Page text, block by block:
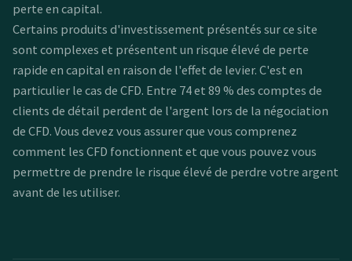
perte en capital.
Certains produits d'investissement présentés sur ce site
sont complexes et présentent un risque élevé de perte
rapide en capital en raison de l'effet de levier. C'est en
particulier le cas de CFD. Entre 74 et 89 % des comptes de
clients de détail perdent de l'argent lors de la négociation
de CFD. Vous devez vous assurer que vous comprenez
comment les CFD fonctionnent et que vous pouvez vous
permettre de prendre le risque élevé de perdre votre argent
avant de les utiliser.